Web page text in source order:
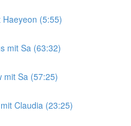
(5:55)
mit Sa (63:32)
mit Sa (57:25)
Claudia (23:25)